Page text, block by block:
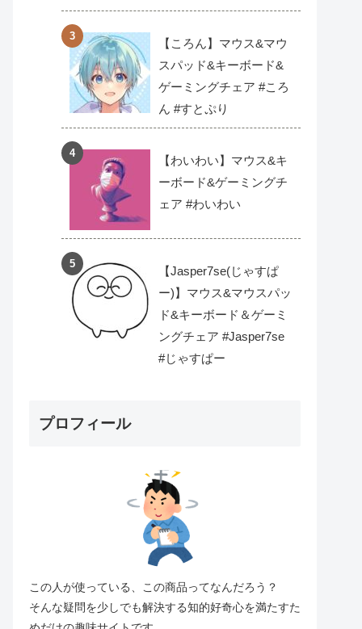
【ころん】マウス&マウ
スパッド&キーボード&
ゲーミングチェア #ころ
ん #すとぷり
【わいわい】マウス&キ
ーボード&ゲーミングチ
ェア #わいわい
【Jasper7se(じゃすぱ
ー)】マウス&マウスパッ
ド&キーボード＆ゲーミ
ングチェア #Jasper7se
#じゃすぱー
プロフィール
この人が使っている、この商品ってなんだろう？
そんな疑問を少しでも解決する知的好奇心を満たすた